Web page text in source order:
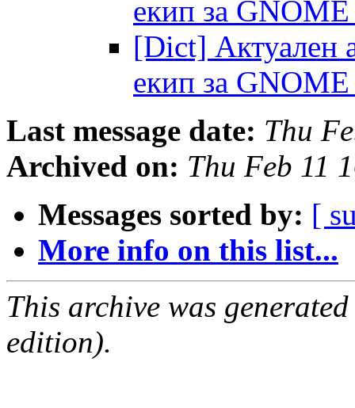
екип за
[Dict] Актуален
екип за
Last message date: Thu
Archived on: Thu Feb 11
Messages sorted by: [
More info on this list...
This archive was
edition).